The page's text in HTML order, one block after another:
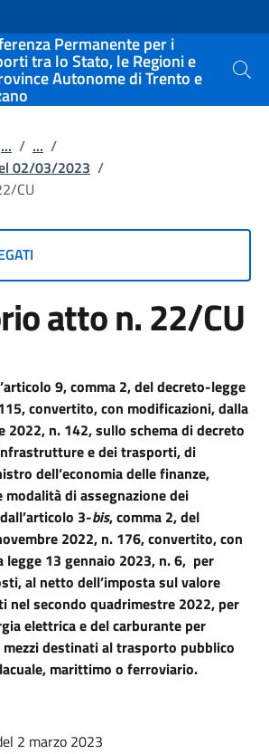
sito
Permanente per i
tra lo Stato, le Regioni e
Autonome di Trento e Cerca
... / ... /
02/03/2023 /
CU
atto n. 22/CU
9, comma 2, del decreto-legge
convertito, con modificazioni, dalla
2022, n. 142, sullo schema di decreto
e dei trasporti, di
dell’economia delle finanze,
modalità di assegnazione dei
3-bis, comma 2, del
2022, n. 176, convertito, con
legge 13 gennaio 2023, n. 6, per
al netto dell’imposta sul valore
nel secondo quadrimestre 2022, per
elettrica e del carburante per
mezzi destinati al trasporto pubblico
marittimo o ferroviario.
2 marzo 2023